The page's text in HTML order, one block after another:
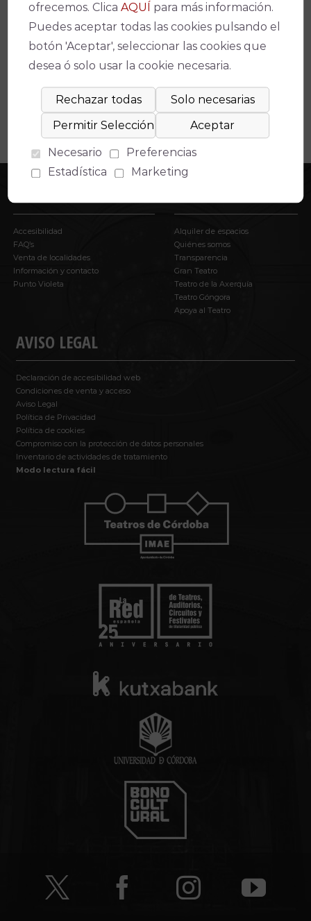
Espectáculos relacionados
No se ha encontrado un evento relacionado.
Accesibilidad
FAQ’s
Venta de localidades
Información y contacto
Punto Violeta
AVISO LEGAL
Declaración de accesibilidad web
Condiciones de venta y acceso
Aviso Legal
Política de Privacidad
Política de cookies
Compromiso con la protección de datos personales
Inventario de actividades de tratamiento
Modo lectura fácil
Alquiler de espacios
Quiénes somos
Transparencia
Gran Teatro
Teatro de la Axerquía
Teatro Góngora
Apoya al Teatro
ofrecemos. ClicaAQUÍ
para más información.
Puedes aceptar todas las cookies pulsando el
botón 'Aceptar', seleccionar las cookies que
desea ó solo usar la cookie necesaria.
Necesario
Preferencias
Estadística
Marketing